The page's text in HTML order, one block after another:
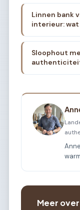
Linnen bank
interieur: wat
Sloophout
Meer